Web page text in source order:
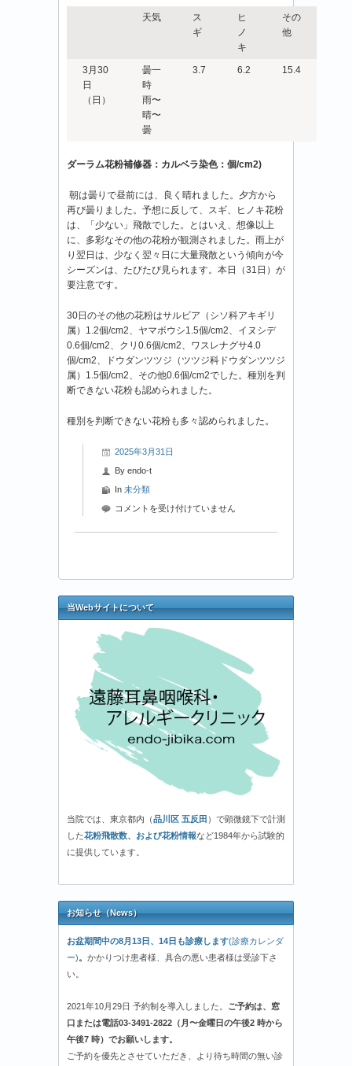
天気
ス
ギ
ヒ
ノ
キ
その
他
3月30
日
（日）
曇一
時
雨〜
晴〜
曇
3.7 6.2 15.4
ダーラム花粉補修器：カルベラ染色：個/cm2)
朝は曇りで昼前には、良く晴れました。夕方から
再び曇りました。予想に反して、スギ、ヒノキ花粉
は、「少ない」飛散でした。とはいえ、想像以上
に、多彩なその他の花粉が観測されました。雨上が
り翌日は、少なく翌々日に大量飛散という傾向が今
シーズンは、たびたび見られます。本日（31日）が
要注意です。
30日のその他の花粉はサルビア（シソ科アキギリ
属）1.2個/cm2、ヤマボウシ1.5個/cm2、イヌシデ
0.6個/cm2、クリ0.6個/cm2、ワスレナグサ4.0
個/cm2、ドウダンツツジ（ツツジ科ドウダンツツジ
属）1.5個/cm2、その他0.6個/cm2でした。種別を判
断できない花粉も認められました。
種別を判断できない花粉も多々認められました。
2025年3月31日
By endo-t
In 未分類
2025
日
（月）-1
花
情
コメントを受け付けていません
当Webサイトについて
当院では、東京都内（品川区 五反田 ）で顕微鏡下で計測
した花粉飛散数、および花粉情報など1984年から試験的
に提供しています。
お知らせ（News）
お盆期間中の8月13日、14日も診療します(診療カレンダ
ー)。 かかりつけ患者様、具合の悪い患者様は受診下さ
い。
2021年10月29日 予約制を導入しました。 ご予約は、窓
口または電話03-3491-2822（月〜金曜日の午後2 時から
午後7 時）でお願いします。
ご予約を優先とさせていただき、より待ち時間の無い診